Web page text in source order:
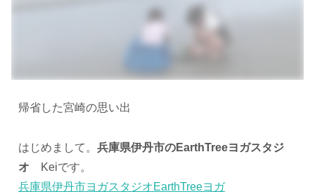
帰省した宮崎の思い出
はじめまして。 兵庫県伊丹市のEarthTreeヨガスタジ
オ
Keiです。
兵庫県伊丹市ヨガスタジオEarthTreeヨガ